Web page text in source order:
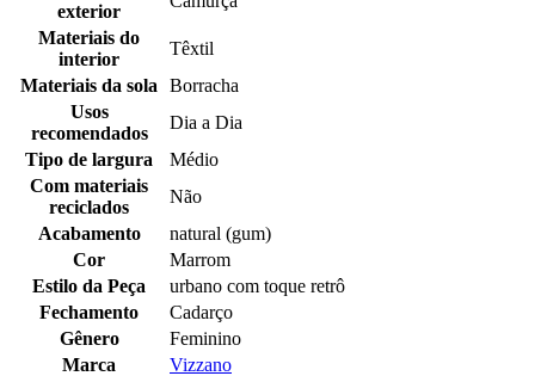
exterior
Materiais do
interior
Têxtil
Materiais da sola
Borracha
Usos
recomendados
Dia a Dia
Tipo de largura
Médio
Com materiais
reciclados
Não
Acabamento
natural (gum)
Cor
Marrom
Estilo da Peça
urbano com toque retrô
Fechamento
Cadarço
Gênero
Feminino
Marca
Vizzano